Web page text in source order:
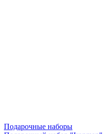
Подарочные наборы